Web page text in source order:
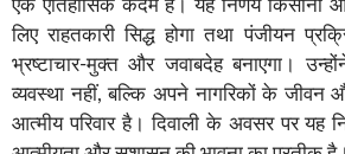
एक ऐतिहासिक कदम है। यह निर्णय किसानों
लिए राहतकारी सिद्ध होगा तथा पंजीयन
भ्रष्टाचार-मुक्त और जवाबदेह बनाएगा।
व्यवस्था नहीं, बल्कि अपने नागरिकों के जीवन
आत्मीय परिवार है। दिवाली के अवसर पर यह